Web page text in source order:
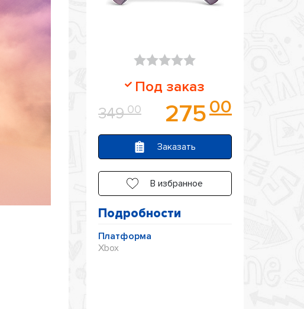
из
5
Под заказ
349 00 27500
Заказать
В избранное
Подробности
Платформа
Xbox